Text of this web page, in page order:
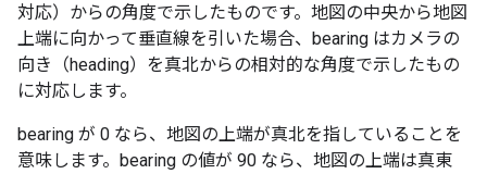
対応）からの角度で示したものです。地図の中央から地図
上端に向かって垂直線を引いた場合、bearing はカメラの
向き（heading）を真北からの相対的な角度で示したもの
に対応します。
bearing が 0 なら、地図の上端が真北を指していることを
意味します。bearing の値が 90 なら、地図の上端は真東